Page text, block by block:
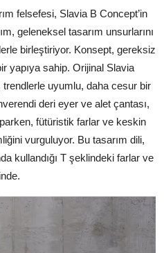
felsefesi, Slavia B Concept’in
geleneksel tasarım unsurlarını
birleştiriyor. Konsept, gereksiz
yapıya sahip. Orijinal Slavia
uyumlu, daha cesur bir
deri eyer ve alet çantası,
fütüristik farlar ve keskin
vurguluyor. Bu tasarım dili,
kullandığı T şeklindeki farlar ve